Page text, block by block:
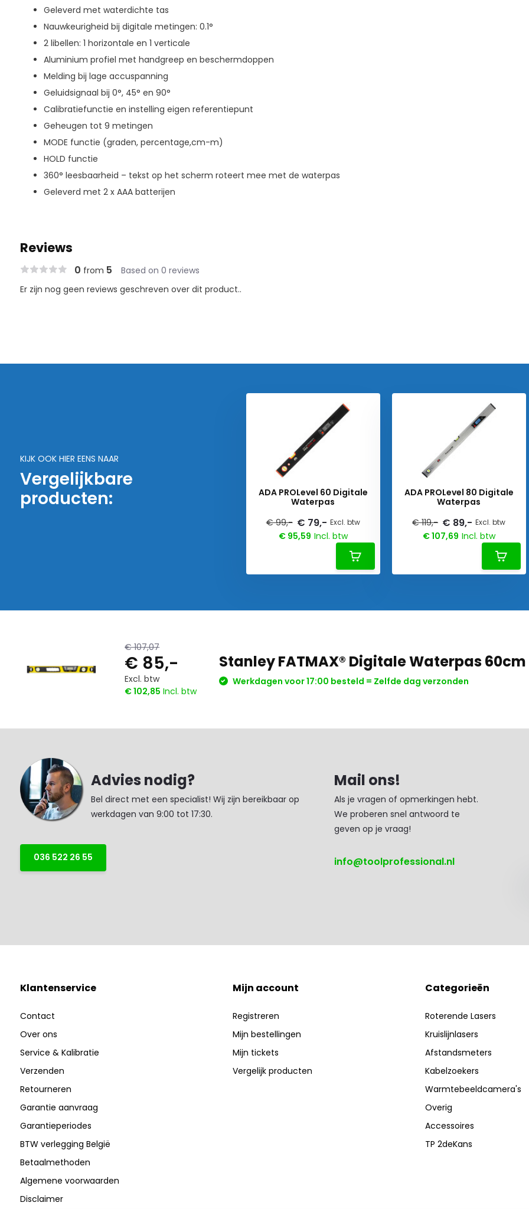
Geleverd met waterdichte tas
Nauwkeurigheid bij digitale metingen: 0.1°
2 libellen: 1 horizontale en 1 verticale
Aluminium profiel met handgreep en beschermdoppen
Melding bij lage accuspanning
Geluidsignaal bij 0°, 45° en 90°
Calibratiefunctie en instelling eigen referentiepunt
Geheugen tot 9 metingen
MODE functie (graden, percentage,cm-m)
HOLD functie
360° leesbaarheid – tekst op het scherm roteert mee met de waterpas
Geleverd met 2 x AAA batterijen
Reviews
0 from 5 Based on 0 reviews
Er zijn nog geen reviews geschreven over dit product..
KIJK OOK HIER EENS NAAR
Vergelijkbare
producten:
ADA PROLevel 60 Digitale
Waterpas
€ 99,- € 79,- Excl. btw
€ 95,59 Incl. btw
ADA PROLevel 80 Digitale
Waterpas
€ 119,- € 89,- Excl. btw
€ 107,69 Incl. btw
€ 107,07
€ 85,-
Excl. btw
€ 102,85 Incl. btw
Stanley FATMAX® Digitale Waterpas 60cm
Werkdagen voor 17:00 besteld = Zelfde dag verzonden
Advies nodig?
Bel direct met een specialist! Wij zijn bereikbaar op
werkdagen van 9:00 tot 17:30.
036 522 26 55
Mail ons!
Als je vragen of opmerkingen hebt.
We proberen snel antwoord te
geven op je vraag!
info@toolprofessional.nl
Klantenservice
Contact
Over ons
Service & Kalibratie
Verzenden
Retourneren
Garantie aanvraag
Garantieperiodes
BTW verlegging België
Betaalmethoden
Algemene voorwaarden
Disclaimer
Mijn account
Registreren
Mijn bestellingen
Mijn tickets
Vergelijk producten
Categorieën
Roterende Lasers
Kruislijnlasers
Afstandsmeters
Kabelzoekers
Warmtebeeldcamera's
Overig
Accessoires
TP 2deKans